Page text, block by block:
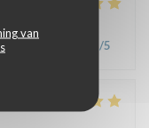
van
/5